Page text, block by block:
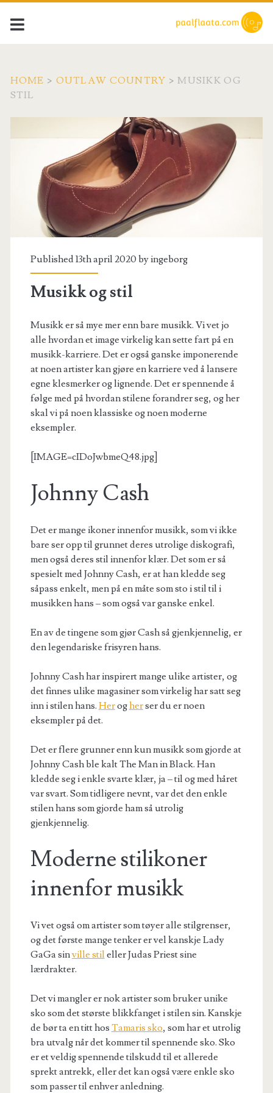
HOME > OUTLAW COUNTRY >MUSIKK OG
STIL
Published 13th april 2020 byingeborg
Musikk og stil
Musikk er så mye mer enn bare musikk. Vi vet jo
alle hvordan et image virkelig kan sette fart på en
musikk-karriere. Det er også ganske imponerende
at noen artister kan gjøre en karriere ved å lansere
egne klesmerker og lignende. Det er spennende å
følge med på hvordan stilene forandrer seg, og her
skal vi på noen klassiske og noen moderne
eksempler.
[IMAGE=cIDoJwbmeQ48.jpg]
Johnny Cash
Det er mange ikoner innenfor musikk, som vi ikke
bare ser opp til grunnet deres utrolige diskografi,
men også deres stil innenfor klær. Det som er så
spesielt med Johnny Cash, er at han kledde seg
såpass enkelt, men på en måte som sto i stil til i
musikken hans – som også var ganske enkel.
En av de tingene som gjør Cash så gjenkjennelig, er
den legendariske frisyren hans.
Johnny Cash har inspirert mange ulike artister, og
det finnes ulike magasiner som virkelig har satt seg
inn i stilen hans. Herogherser du er noen
eksempler på det.
Det er flere grunner enn kun musikk som gjorde at
Johnny Cash ble kalt The Man in Black. Han
kledde seg i enkle svarte klær, ja – til og med håret
var svart. Som tidligere nevnt, var det den enkle
stilen hans som gjorde ham så utrolig
gjenkjennelig.
Moderne stilikoner
innenfor musikk
Vi vet også om artister som tøyer alle stilgrenser,
og det første mange tenker er vel kanskje Lady
GaGa sinville stil eller Judas Priest sine
lærdrakter.
Det vi mangler er nok artister som bruker unike
sko som det største blikkfanget i stilen sin. Kanskje
de bør ta en titt hos Tamaris sko, som har et utrolig
bra utvalg når det kommer til spennende sko. Sko
er et veldig spennende tilskudd til et allerede
sprekt antrekk, eller det kan også være enkle sko
som passer til enhver anledning.